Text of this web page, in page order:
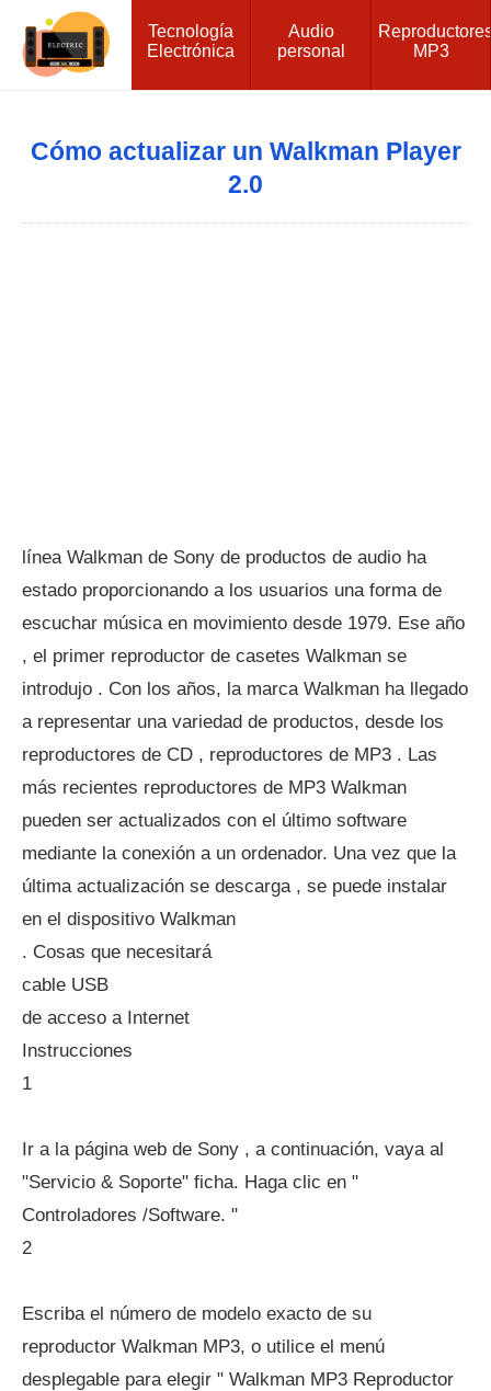
Tecnología
Electrónica
Audio
personal
MP3
Cómo actualizar un Walkman Player
2.0
línea Walkman de Sony de productos de audio ha
estado proporcionando a los usuarios una forma de
escuchar música en movimiento desde 1979. Ese año
, el primer reproductor de casetes Walkman se
introdujo . Con los años, la marca Walkman ha llegado
a representar una variedad de productos, desde los
reproductores de CD , reproductores de MP3 . Las
más recientes reproductores de MP3 Walkman
pueden ser actualizados con el último software
mediante la conexión a un ordenador. Una vez que la
última actualización se descarga , se puede instalar
en el dispositivo Walkman
. Cosas que necesitará
cable USB
de acceso a Internet
Instrucciones
1
Ir a la página web de Sony , a continuación, vaya al
"Servicio & Soporte" ficha. Haga clic en "
Controladores /Software. "
2
Escriba el número de modelo exacto de su
reproductor Walkman MP3, o utilice el menú
desplegable para elegir " Walkman MP3 Reproductor